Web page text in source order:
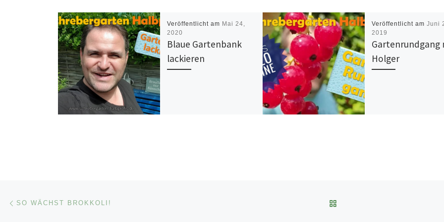
Veröffentlicht am Mai 24,
2020
Blaue Gartenbank
lackieren
Veröffentlicht am Juni
2019
Gartenrundgang
Holger
Beitragsnavigation
SO WÄCHST BROKKOLI!